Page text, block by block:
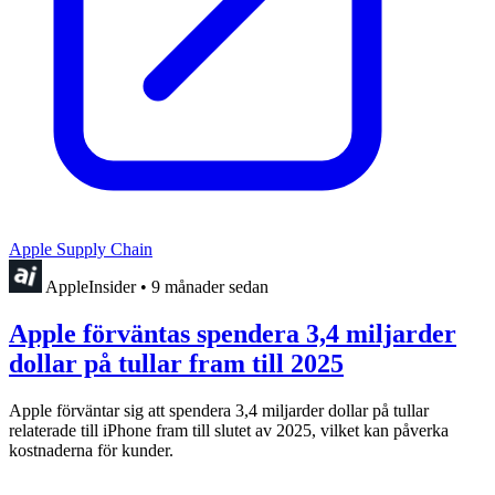
Apple Supply Chain
AppleInsider • 9 månader sedan
Apple förväntas spendera 3,4 miljarder
dollar på tullar fram till 2025
Apple förväntar sig att spendera 3,4 miljarder dollar på tullar
relaterade till iPhone fram till slutet av 2025, vilket kan påverka
kostnaderna för kunder.